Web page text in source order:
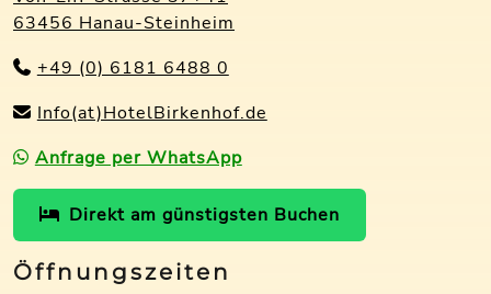
63456 Hanau-Steinheim
+49 (0) 6181 6488 0
Info(at)HotelBirkenhof.de
Anfrage per WhatsApp
Direkt am günstigsten Buchen
Öffnungszeiten